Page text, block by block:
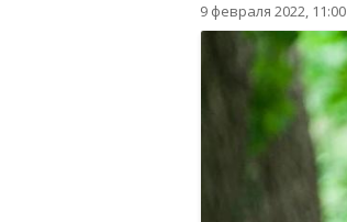
9 февраля 2022, 11:00